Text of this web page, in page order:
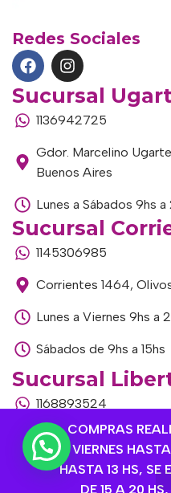
COMPRAS
VIERNES
HASTA 13 HS, SE
DE 15 A 20
Redes Sociales
Sucursal
1136942725
Gdor. Marcelino
Buenos Aires
Lunes a Sábados 9hs a
Sucursal
1145306985
Corrientes 1464,
Lunes a Viernes 9hs a
Sábados de 9hs a 15hs
Sucursal
1168893524
Av. del Libertador
Buenos Aires
Lunes a Viernes de